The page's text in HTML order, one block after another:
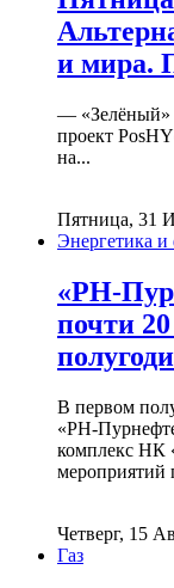
и мира.
— «Зелёный»
проект
на...
Пятница, 31
Энергетика
«РН-
почти
В первом
«РН-
комплекс НК
мероприятий
Четверг, 15
Газ